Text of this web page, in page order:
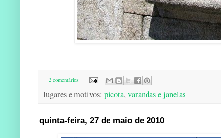
2 comentários:
lugares e motivos: picota, varandas e janelas
quinta-feira, 27 de maio de 2010